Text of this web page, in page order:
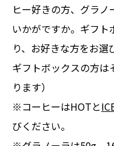
ヒー好きの方、グラ
いかがですか。ギフ
り、お好きな方をお選
ギフトボックスの方
ります）
※コーヒーはHOTと
びください。